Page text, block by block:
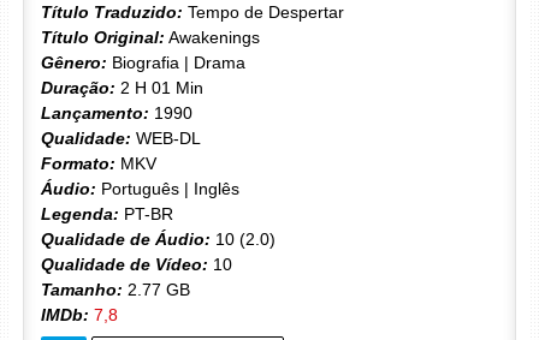
Título Traduzido: Tempo de Despertar
Título Original: Awakenings
Gênero: Biografia | Drama
Duração: 2 H 01 Min
Lançamento: 1990
Qualidade: WEB-DL
Formato: MKV
Áudio: Português | Inglês
Legenda: PT-BR
Qualidade de Áudio: 10 (2.0)
Qualidade de Vídeo: 10
Tamanho: 2.77 GB
IMDb: 7,8